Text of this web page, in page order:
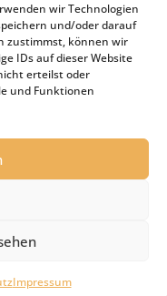
wir Technologien
und/oder darauf
zustimmst, können wir
IDs auf dieser Website
erteilst oder
und Funktionen
Impressum
(EU)
GmbH